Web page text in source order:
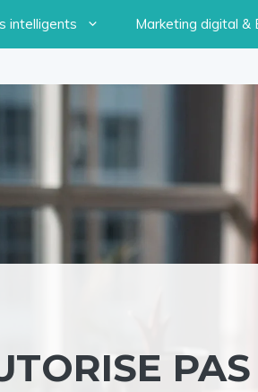
intelligents Marketing digital &